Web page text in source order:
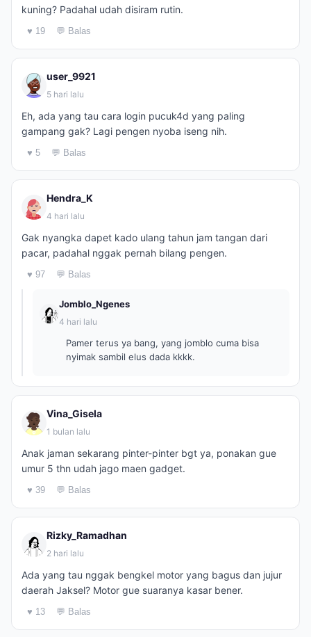
kuning? Padahal udah disiram rutin.
♥ 19 💬 Balas
user_9921
5 hari lalu
Eh, ada yang tau cara login pucuk4d yang paling
gampang gak? Lagi pengen nyoba iseng nih.
♥ 5 💬 Balas
Hendra_K
4 hari lalu
Gak nyangka dapet kado ulang tahun jam tangan dari
pacar, padahal nggak pernah bilang pengen.
♥ 97 💬 Balas
Jomblo_Ngenes
4 hari lalu
Pamer terus ya bang, yang jomblo cuma bisa
nyimak sambil elus dada kkkk.
Vina_Gisela
1 bulan lalu
Anak jaman sekarang pinter-pinter bgt ya, ponakan gue
umur 5 thn udah jago maen gadget.
♥ 39 💬 Balas
Rizky_Ramadhan
2 hari lalu
Ada yang tau nggak bengkel motor yang bagus dan jujur
daerah Jaksel? Motor gue suaranya kasar bener.
♥ 13 💬 Balas